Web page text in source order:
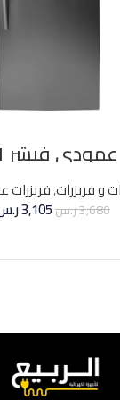
انفرتر – فضي
و فريزرات,
3,680ر.س3,105